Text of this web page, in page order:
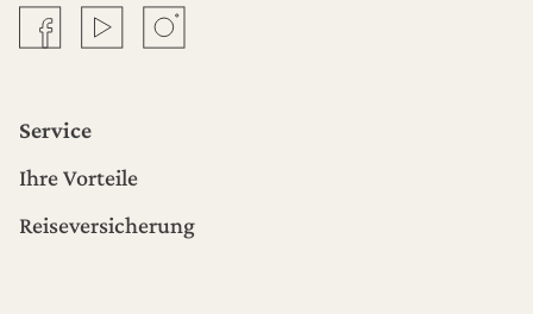
Facebook YouTube Instagram
Service
Ihre Vorteile
Reiseversicherung